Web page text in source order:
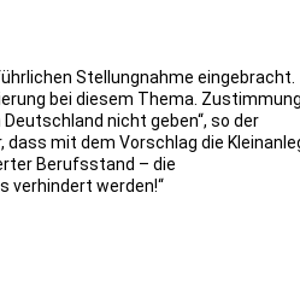
Stellungnahme eingebracht.
bei diesem Thema.
nicht geben“, so der
mit dem Vorschlag die
Berufsstand – die
verhindert werden!“